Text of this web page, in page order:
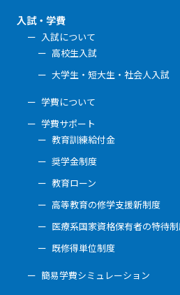
入試・学費
入試について
高校生入試
大学生・短大生・社会人入試
学費について
学費サポート
教育訓練給付金
奨学金制度
教育ローン
高等教育の修学支援新制度
医療系国家資格保有者の特待
既修得単位制度
簡易学費シミュレーション